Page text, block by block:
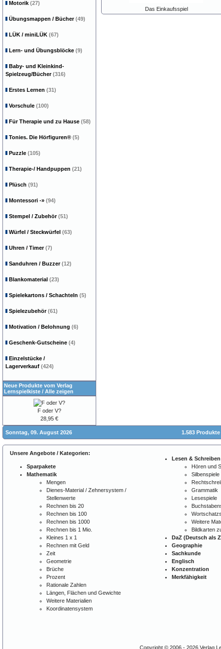
Das Einkaufsspiel
Motorik (27)
Übungsmappen / Bücher(49)
LÜK / miniLÜK (67)
Lern- und Übungsblöcke (9)
Baby- und Kleinkind-
Spielzeug/Bücher(316)
Erstes Lernen (31)
Vorschule (100)
Für Therapie und zu Hause (58)
Tonies. Die Hörfiguren® (5)
Puzzle (105)
Therapie-/ Handpuppen (21)
Plüsch (91)
Montessori -» (94)
Stempel / Zubehör(51)
Würfel / Steckwürfel (63)
Uhren / Timer(7)
Sanduhren / Buzzer(12)
Blankomaterial (23)
Spielekartons / Schachteln (5)
Spielezubehör(61)
Motivation / Belohnung (6)
Geschenk-Gutscheine (4)
Einzelstücke /
Lagerverkauf (424)
Neue Produkte vom Verlag
Lernspielkiste / Alle zeigen
F oder V?
28,95 €
Sonntag, 09. August 2026 1.583
Unsere Angebote / Kategorien:
Sparpakete
Mathematik
Mengen
Dienes-Material / Zehnersystem /
Stellenwerte
Rechnen bis 20
Rechnen bis 100
Rechnen bis 1000
Rechnen bis 1 Mio.
Kleines 1 x 1
Rechnen mit Geld
Zeit
Geometrie
Brüche
Prozent
Rationale Zahlen
Längen, Flächen und Gewichte
Weitere Materialien
Koordinatensystem
Lesen & Schreiben
Hören und
Silbenspiele
Grammatik
Lesespiele
Weitere
Bildkarten
DaZ (Deutsch als
Geographie
Sachkunde
Englisch
Konzentration
Merkfähigkeit
Copyright © 2006 - 2026 Verlag